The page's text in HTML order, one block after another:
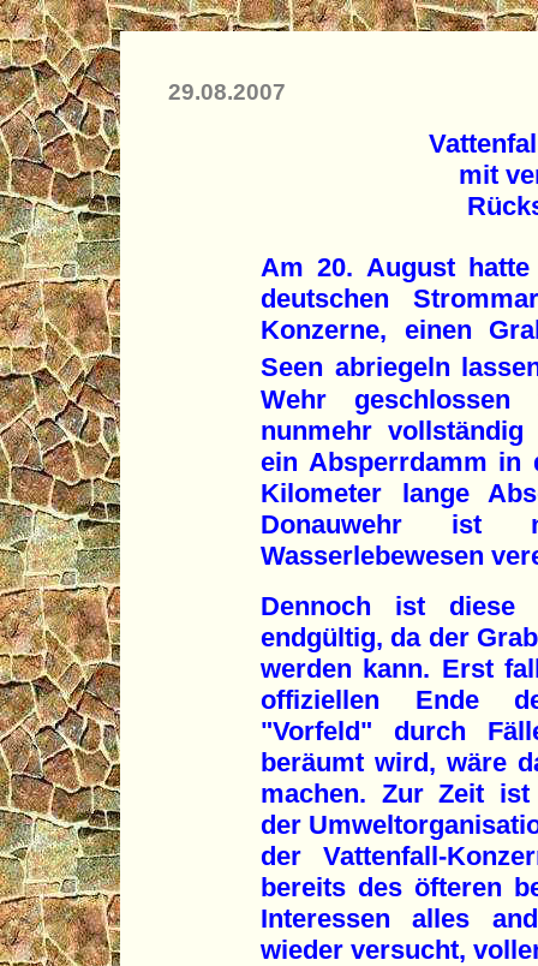
29.08.2007
mit
Am 20. August
deutschen
Konzerne, einen
Seen abriegeln
Wehr
nunmehr vollständig
ein Absperrdamm in
Kilometer lange
Donauwehr ist
Wasserlebewesen
Dennoch ist diese
endgültig, da der
werden kann. Erst
offiziellen Ende
"Vorfeld" durch
beräumt wird, wäre
machen. Zur Zeit ist
der
der Vattenfall-
bereits des öfteren
Interessen alles
wieder versucht,